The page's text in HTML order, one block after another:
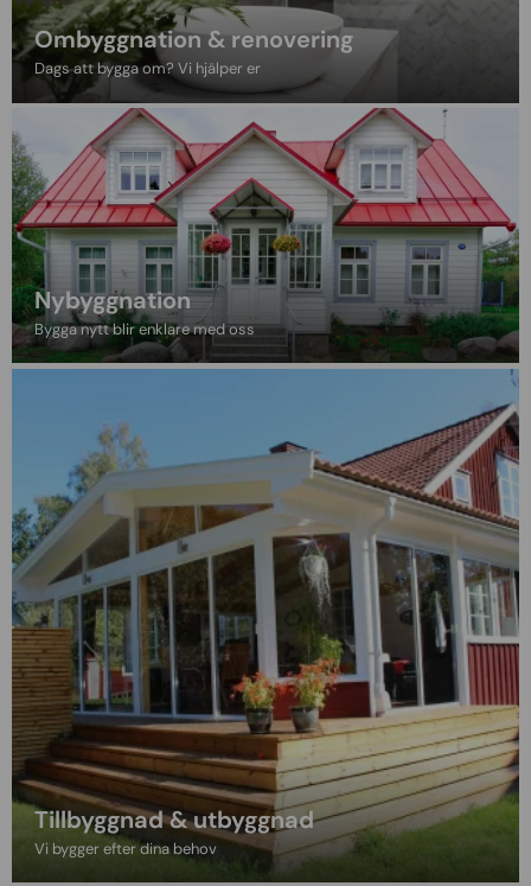
Ombyggnation & renovering
Dags att bygga om? Vi hjälper er
Nybyggnation
Bygga nytt blir enklare med oss
Tillbyggnad & utbyggnad
Vi bygger efter dina behov